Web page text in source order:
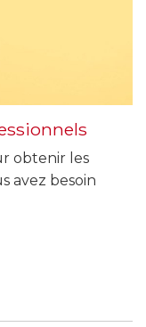
obtenir les
avez besoin